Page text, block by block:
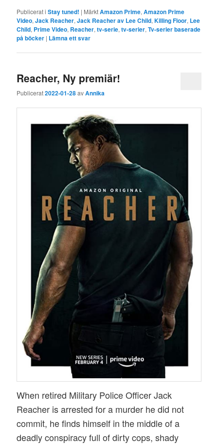
Publicerat i Stay tuned! | MärktAmazon Prime,Amazon Prime
Video,Jack Reacher,Jack Reacher av Lee Child,Killing Floor, Lee
Child, Prime Video, Reacher,tv-serie,tv-serier,Tv-serier baserade
på böcker | Lämna ett svar
Reacher, Ny premiär!
Publicerat2022-01-28avAnnika
When retired Military Police Officer Jack
Reacher is arrested for a murder he did not
commit, he finds himself in the middle of a
deadly conspiracy full of dirty cops, shady